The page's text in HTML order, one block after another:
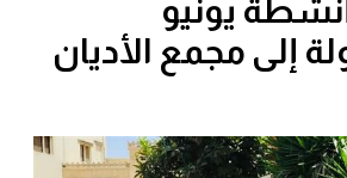
يونيو
إلى مجمع الأديان